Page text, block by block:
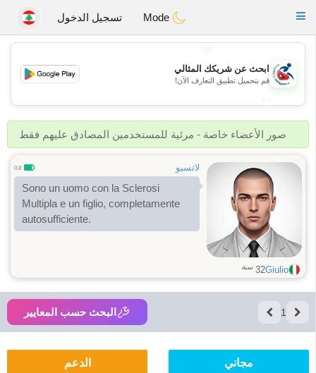
Handi Space
Toggle
تسجيل الدخول
💖
💕
ابحث عن شريكك المثالي
قم بتحميل تطبيق التعارف الآن!
صور الأعضاء خاصة - مرئية للمستخدمين المصادق عليهم فقط
لاتسيو 0.8
Sono un uomo con la Sclerosi
Multipla e un figlio, completamente
autosufficiente.
Giulio
32 سنة
1 البحث حسب المعايير
مجاني الدعم